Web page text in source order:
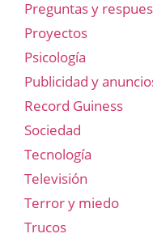
Preguntas y
Proyectos
Psicología
Publicidad y
Record Guiness
Sociedad
Tecnología
Televisión
Terror y miedo
Trucos